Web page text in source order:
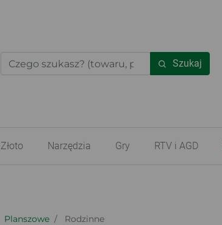
Szukaj
Złoto Narzędzia Gry RTV i AGD
Planszowe Rodzinne